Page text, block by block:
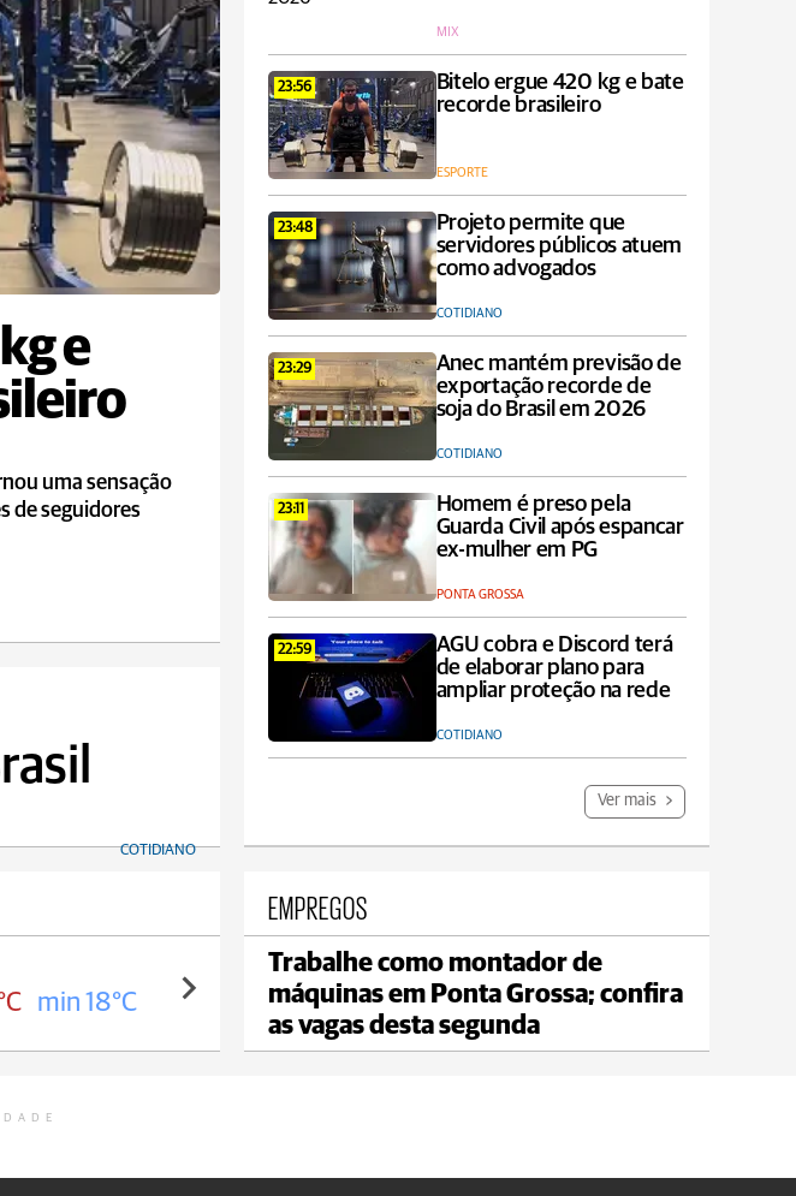
e
uma sensação
de seguidores
MIX
23:56
Bitelo ergue 420 kg e bate
recorde brasileiro
ESPORTE
23:48
Projeto permite que
servidores públicos atuem
como advogados
COTIDIANO
23:29
Anec mantém previsão de
exportação recorde de
soja do Brasil em 2026
COTIDIANO
23:11
Homem é preso pela
Guarda Civil após espancar
ex-mulher em PG
PONTA GROSSA
22:59
AGU cobra e Discord terá
de elaborar plano para
ampliar proteção na rede
COTIDIANO
Ver mais
COTIDIANO
min 18°C
Carambeí
max 18°C min 17°C
EMPREGOS
Trabalhe como montador de
máquinas em Ponta Grossa; confira
as vagas desta segunda